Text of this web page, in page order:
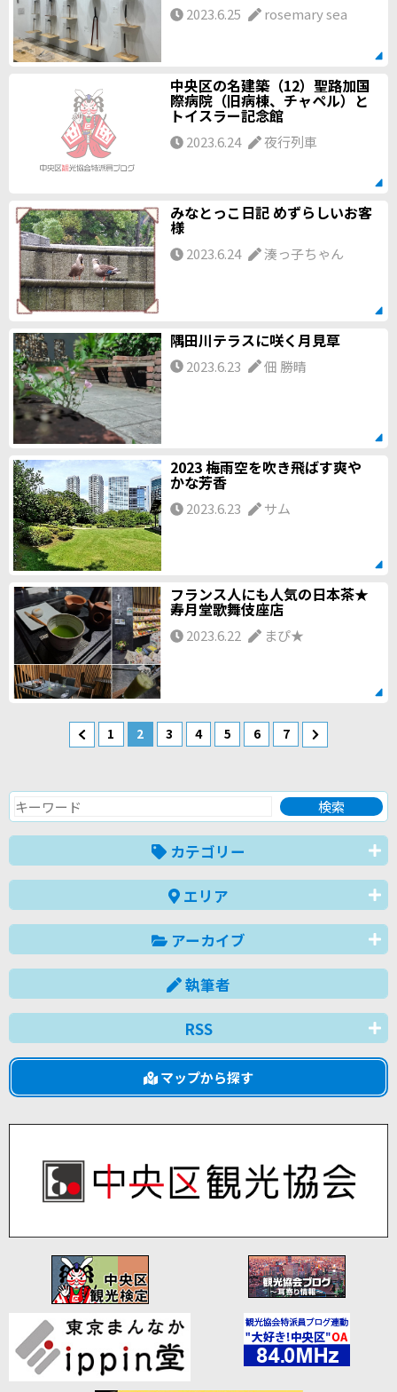
2023.6.25 rosemary sea
中央区の名建築（12）聖路加国
際病院（旧病棟、チャペル）と
トイスラー記念館
2023.6.24 夜行列車
みなとっこ日記 めずらしいお客
様
2023.6.24 湊っ子ちゃん
隅田川テラスに咲く月見草
2023.6.23 佃 勝晴
2023 梅雨空を吹き飛ばす爽や
かな芳香
2023.6.23 サム
フランス人にも人気の日本茶★
寿月堂歌舞伎座店
2023.6.22 まぴ★
1 2 3 4 5 6 7
カテゴリー
エリア
アーカイブ
執筆者
RSS
マップから探す